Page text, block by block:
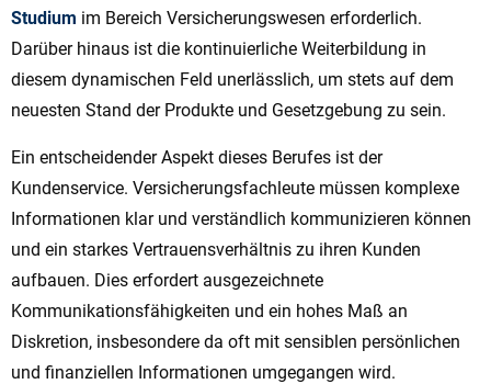
Studium im Bereich Versicherungswesen erforderlich.
Darüber hinaus ist die kontinuierliche Weiterbildung in
diesem dynamischen Feld unerlässlich, um stets auf dem
neuesten Stand der Produkte und Gesetzgebung zu sein.
Ein entscheidender Aspekt dieses Berufes ist der
Kundenservice. Versicherungsfachleute müssen komplexe
Informationen klar und verständlich kommunizieren können
und ein starkes Vertrauensverhältnis zu ihren Kunden
aufbauen. Dies erfordert ausgezeichnete
Kommunikationsfähigkeiten und ein hohes Maß an
Diskretion, insbesondere da oft mit sensiblen persönlichen
und finanziellen Informationen umgegangen wird.